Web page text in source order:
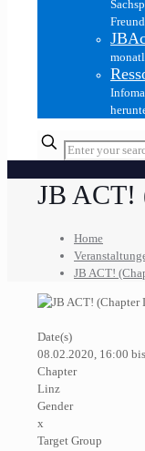
JB ACT!
Home
JB ACT!
Date(s)
08.02.2020, 16:00
Chapter
Linz
Gender
x
Target Group